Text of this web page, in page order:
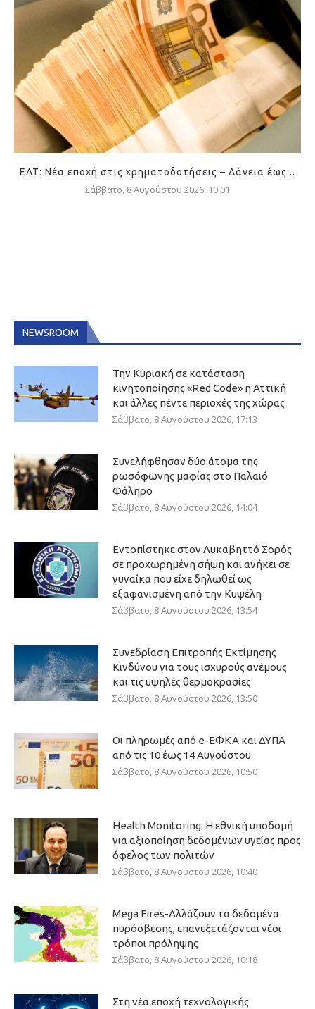
ΕΑΤ: Νέα εποχή στις χρηματοδοτήσεις – Δάνεια έως...
Σάββατο, 8 Αυγούστου 2026, 10:01
NEWSROOM
Την Κυριακή σε κατάσταση
κινητοποίησης «Red Code» η Αττική
και άλλες πέντε περιοχές της χώρας
Σάββατο, 8 Αυγούστου 2026, 17:13
Συνελήφθησαν δύο άτομα της
ρωσόφωνης μαφίας στο Παλαιό
Φάληρο
Σάββατο, 8 Αυγούστου 2026, 14:04
Εντοπίστηκε στον Λυκαβηττό Σορός
σε προχωρημένη σήψη και ανήκει σε
γυναίκα που είχε δηλωθεί ως
εξαφανισμένη από την Κυψέλη
Σάββατο, 8 Αυγούστου 2026, 13:54
Συνεδρίαση Επιτροπής Εκτίμησης
Κινδύνου για τους ισχυρούς ανέμους
και τις υψηλές θερμοκρασίες
Σάββατο, 8 Αυγούστου 2026, 13:50
Οι πληρωμές από e-ΕΦΚΑ και ΔΥΠΑ
από τις 10 έως 14 Αυγούστου
Σάββατο, 8 Αυγούστου 2026, 10:50
Health Monitoring: Η εθνική υποδομή
για αξιοποίηση δεδομένων υγείας προς
όφελος των πολιτών
Σάββατο, 8 Αυγούστου 2026, 10:40
Mega Fires-Αλλάζουν τα δεδομένα
πυρόσβεσης, επανεξετάζονται νέοι
τρόποι πρόληψης
Σάββατο, 8 Αυγούστου 2026, 10:18
Στη νέα εποχή τεχνολογικής